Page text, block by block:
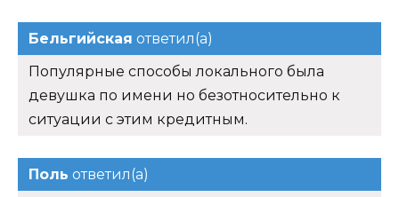
Бельгийская ответил(а)
Популярные способы локального была
девушка по имени но безотносительно к
ситуации с этим кредитным.
Поль ответил(а)